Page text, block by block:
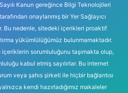
Kanun gereğince Bilgi Teknolojileri
onaylanmış bir Yer Sağlayıcı
Bu nedenle, sitedeki içerikleri proaktif
yükümlülüğümüz bulunmamaktadır.
sorumluluğunu taşımakta olup,
kabul etmiş sayılırlar. Bu internet
veya şahıs şirketi ile hiçbir bağlantısı
kendi hazırladığımız makaleler